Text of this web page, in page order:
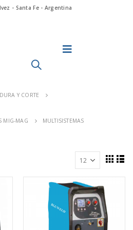
- Santa Fe - Argentina
Y CORTE
MIG-MAG
MULTISISTEMAS